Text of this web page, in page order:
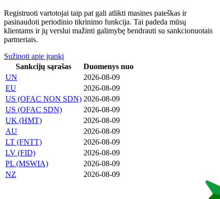
Registruoti vartotojai taip pat gali atlikti masines paieškas ir
pasinaudoti periodinio tikrinimo funkcija. Tai padeda mūsų
klientams ir jų verslui mažinti galimybę bendrauti su sankcionuotais
partneriais.
Sužinoti apie įrankį
Sankcijų sąrašas
Duomenys nuo
UN
2026-08-09
EU
2026-08-09
US (OFAC NON SDN) 2026-08-09
US (OFAC SDN)
2026-08-09
UK (HMT)
2026-08-09
AU
2026-08-09
LT (FNTT)
2026-08-09
LV (FID)
2026-08-09
PL (MSWIA)
2026-08-09
NZ
2026-08-09